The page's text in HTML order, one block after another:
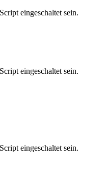
eingeschaltet sein.
eingeschaltet sein.
eingeschaltet sein.